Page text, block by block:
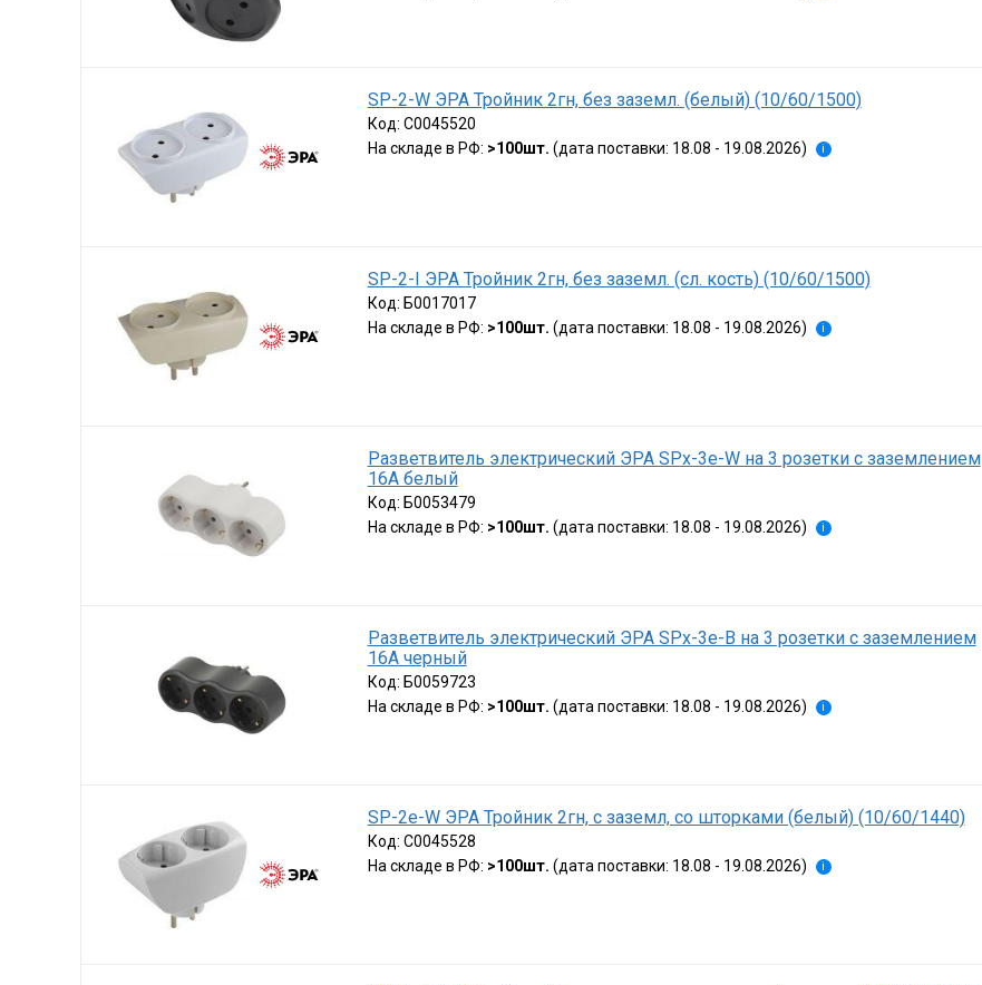
SP-2-W ЭРА Тройник 2гн, без заземл. (белый) (10/60/1500)
Код: C0045520
На складе в РФ: >100шт. (дата поставки: 18.08 - 19.08.2026) i
SP-2-I ЭРА Тройник 2гн, без заземл. (сл. кость) (10/60/1500)
Код: Б0017017
На складе в РФ: >100шт. (дата поставки: 18.08 - 19.08.2026) i
Разветвитель электрический ЭРА SPx-3e-W на 3 розетки с заземлением
16А белый
Код: Б0053479
На складе в РФ: >100шт. (дата поставки: 18.08 - 19.08.2026) i
Разветвитель электрический ЭРА SPx-3e-B на 3 розетки с заземлением
16А черный
Код: Б0059723
На складе в РФ: >100шт. (дата поставки: 18.08 - 19.08.2026) i
SP-2e-W ЭРА Тройник 2гн, с заземл, со шторками (белый) (10/60/1440)
Код: C0045528
На складе в РФ: >100шт. (дата поставки: 18.08 - 19.08.2026) i